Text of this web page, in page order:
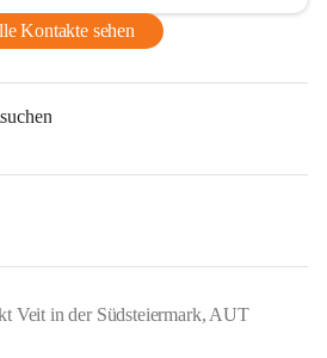
Kontakte sehen
Veit in der Südsteiermark, AUT